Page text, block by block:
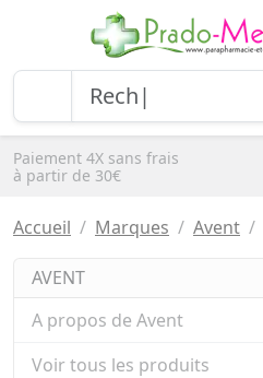
Paiement 4X sans frais
à partir de 30€
Accueil Marques Avent
AVENT
A propos de Avent
Voir tous les produits